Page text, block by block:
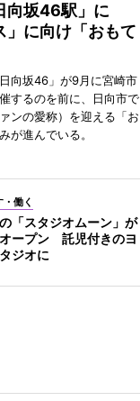
向坂46駅」に
」に向け「おもて
向坂46」が9月に宮崎市
するのを前に、日向市で
ンの愛称）を迎える「お
が進んでいる。
・働く
「スタジオムーン」が
ープン 託児付きのヨ
ジオに